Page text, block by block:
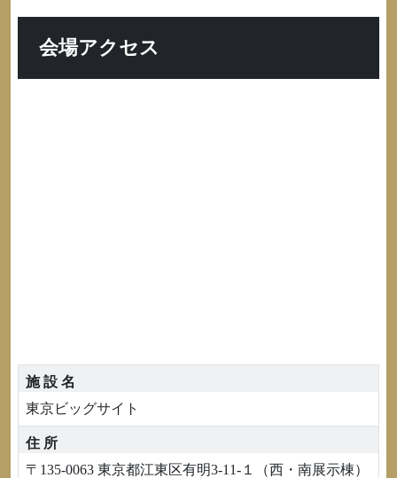
会場アクセス
施 設 名
東京ビッグサイト
住 所
〒135-0063 東京都江東区有明3-11-１（西・南展示棟）